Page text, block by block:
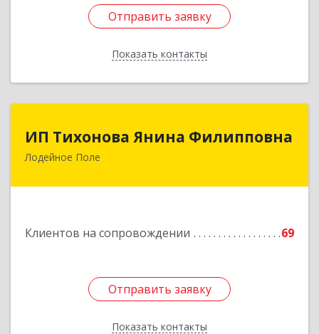
Отправить заявку
Показать контакты
Отправить заявку
Назад
ИП Тихонова Янина Филипповна
Лодейное Поле
Клиентов на сопровождении 69
Отправить заявку
Показать контакты
187700, Ленинградская обл, Лодейнопольский
Подробнее
Отправить заявку
Назад